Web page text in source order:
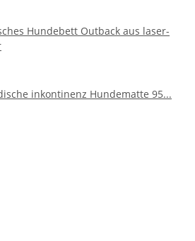
Hundebett Outback aus laser-